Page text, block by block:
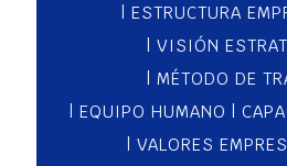
ESTRUCTURA
VISIÓN
MÉTODO DE
EQUIPO HUMANO
VALORES